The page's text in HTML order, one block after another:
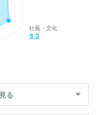
社風・文化
3.2
る